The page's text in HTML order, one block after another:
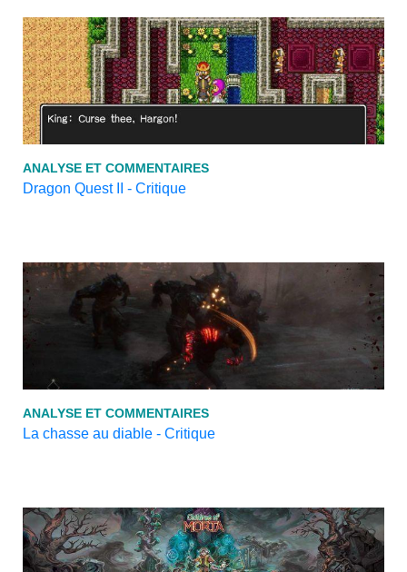
ANALYSE ET COMMENTAIRES
Dragon Quest II - Critique
ANALYSE ET COMMENTAIRES
La chasse au diable - Critique